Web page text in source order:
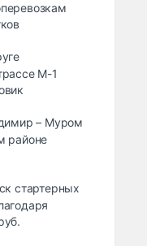
М-1
– Муром
районе
стартерных